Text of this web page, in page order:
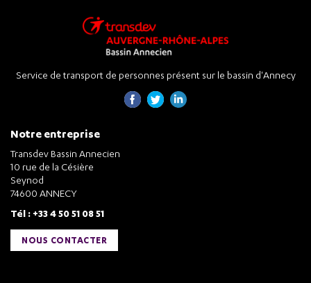
Service de transport de personnes présent sur le bassin d'Annecy
Notre entreprise
Transdev Bassin Annecien
10 rue de la Césière
Seynod
74600 ANNECY
Tél : +33 4 50 51 08 51
NOUS CONTACTER